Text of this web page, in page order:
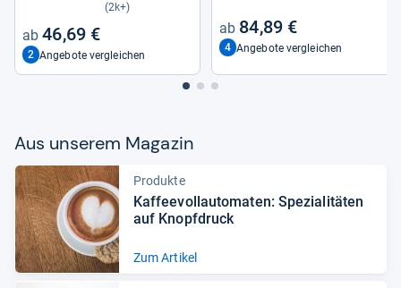
(2k+)
46,69 €
2 Angebote vergleichen
84,89 €
4 Angebote vergleichen
Aus unse­rem Maga­zin
Produkte
Kaf­fee­voll­au­to­ma­ten: Spe­zia­li­tä­ten
auf Knopf­druck
Zum Artikel